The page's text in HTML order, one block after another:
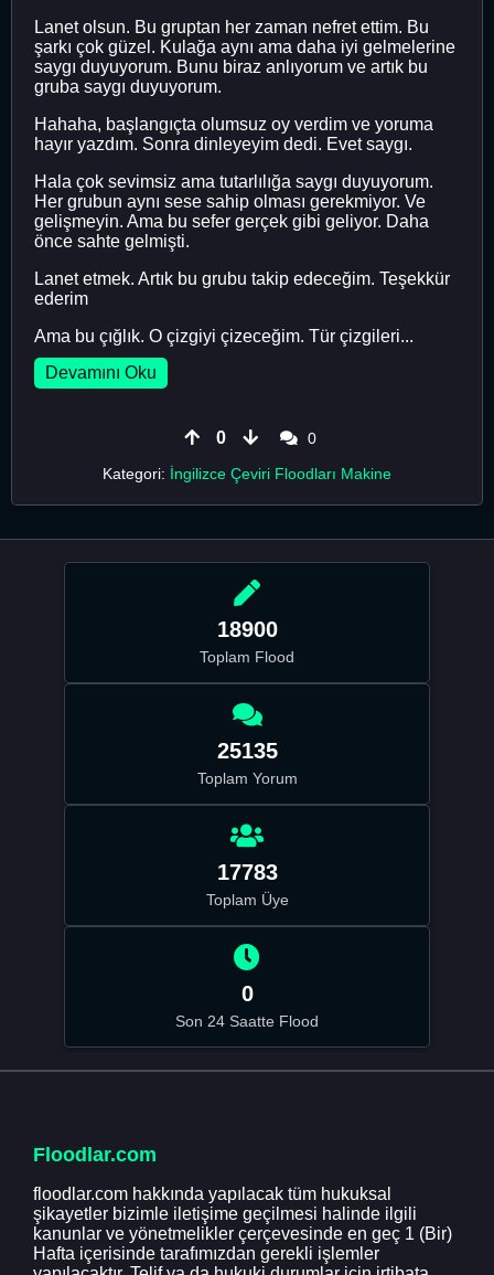
Lanet olsun. Bu gruptan her zaman nefret ettim. Bu
şarkı çok güzel. Kulağa aynı ama daha iyi gelmelerine
saygı duyuyorum. Bunu biraz anlıyorum ve artık bu
gruba saygı duyuyorum.
Hahaha, başlangıçta olumsuz oy verdim ve yoruma
hayır yazdım. Sonra dinleyeyim dedi. Evet saygı.
Hala çok sevimsiz ama tutarlılığa saygı duyuyorum.
Her grubun aynı sese sahip olması gerekmiyor. Ve
gelişmeyin. Ama bu sefer gerçek gibi geliyor. Daha
önce sahte gelmişti.
Lanet etmek. Artık bu grubu takip edeceğim. Teşekkür
ederim
Ama bu çığlık. O çizgiyi çizeceğim. Tür çizgileri...
Devamını Oku
0
0
Kategori: İngilizce Çeviri Floodları Makine
18900
Toplam Flood
25135
Toplam Yorum
17783
Toplam Üye
0
Son 24 Saatte Flood
Floodlar.com
floodlar.com hakkında yapılacak tüm hukuksal
şikayetler bizimle iletişime geçilmesi halinde ilgili
kanunlar ve yönetmelikler çerçevesinde en geç 1 (Bir)
Hafta içerisinde tarafımızdan gerekli işlemler